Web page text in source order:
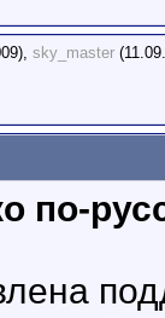
sky_master
по-